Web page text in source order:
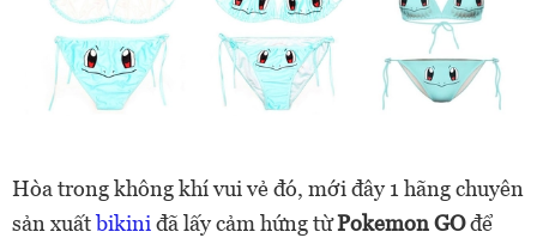
Hòa trong không khí vui vẻ đó, mới đây 1 hãng chuyên
sản xuấtbikiniđã lấy cảm hứng từPokemon GOđể